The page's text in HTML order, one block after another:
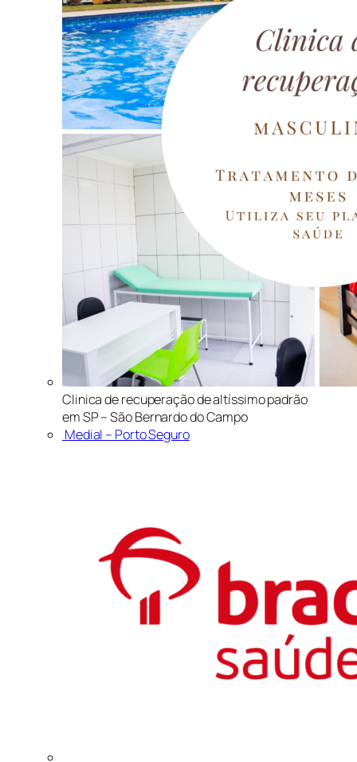
Clinica de recuperação de altíssimo padrão
em SP – São Bernardo do Campo
Medial – Porto Seguro